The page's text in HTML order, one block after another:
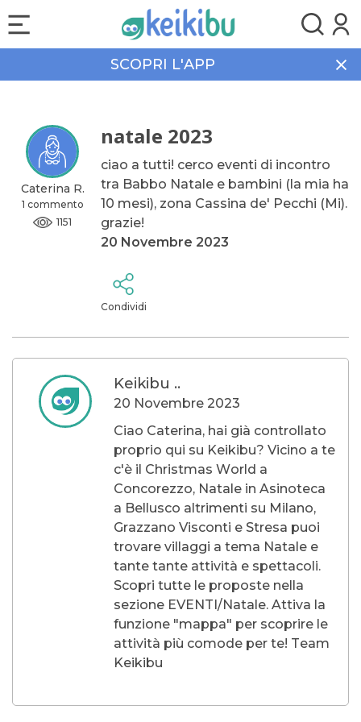
SCOPRI L'APP
Community natale 2023
Caterina R.
1 commento
1151
natale 2023
ciao a tutti! cerco eventi di incontro
tra Babbo Natale e bambini (la mia ha
10 mesi), zona Cassina de' Pecchi (Mi).
grazie!
20 Novembre 2023
Condividi
Keikibu ..
20 Novembre 2023
Ciao Caterina, hai già controllato
proprio qui su Keikibu? Vicino a te
c'è il Christmas World a
Concorezzo, Natale in Asinoteca
a Bellusco altrimenti su Milano,
Grazzano Visconti e Stresa puoi
trovare villaggi a tema Natale e
tante tante attività e spettacoli.
Scopri tutte le proposte nella
sezione EVENTI/Natale. Attiva la
funzione "mappa" per scoprire le
attività più comode per te! Team
Keikibu